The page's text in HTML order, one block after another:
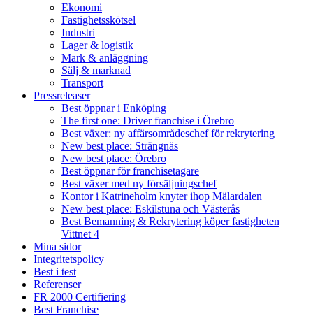
Ekonomi
Fastighetsskötsel
Industri
Lager & logistik
Mark & anläggning
Sälj & marknad
Transport
Pressreleaser
Best öppnar i Enköping
The first one: Driver franchise i Örebro
Best växer: ny affärsområdeschef för rekrytering
New best place: Strängnäs
New best place: Örebro
Best öppnar för franchisetagare
Best växer med ny försäljningschef
Kontor i Katrineholm knyter ihop Mälardalen
New best place: Eskilstuna och Västerås
Best Bemanning & Rekrytering köper fastigheten
Vittnet 4
Mina sidor
Integritetspolicy
Best i test
Referenser
FR 2000 Certifiering
Best Franchise